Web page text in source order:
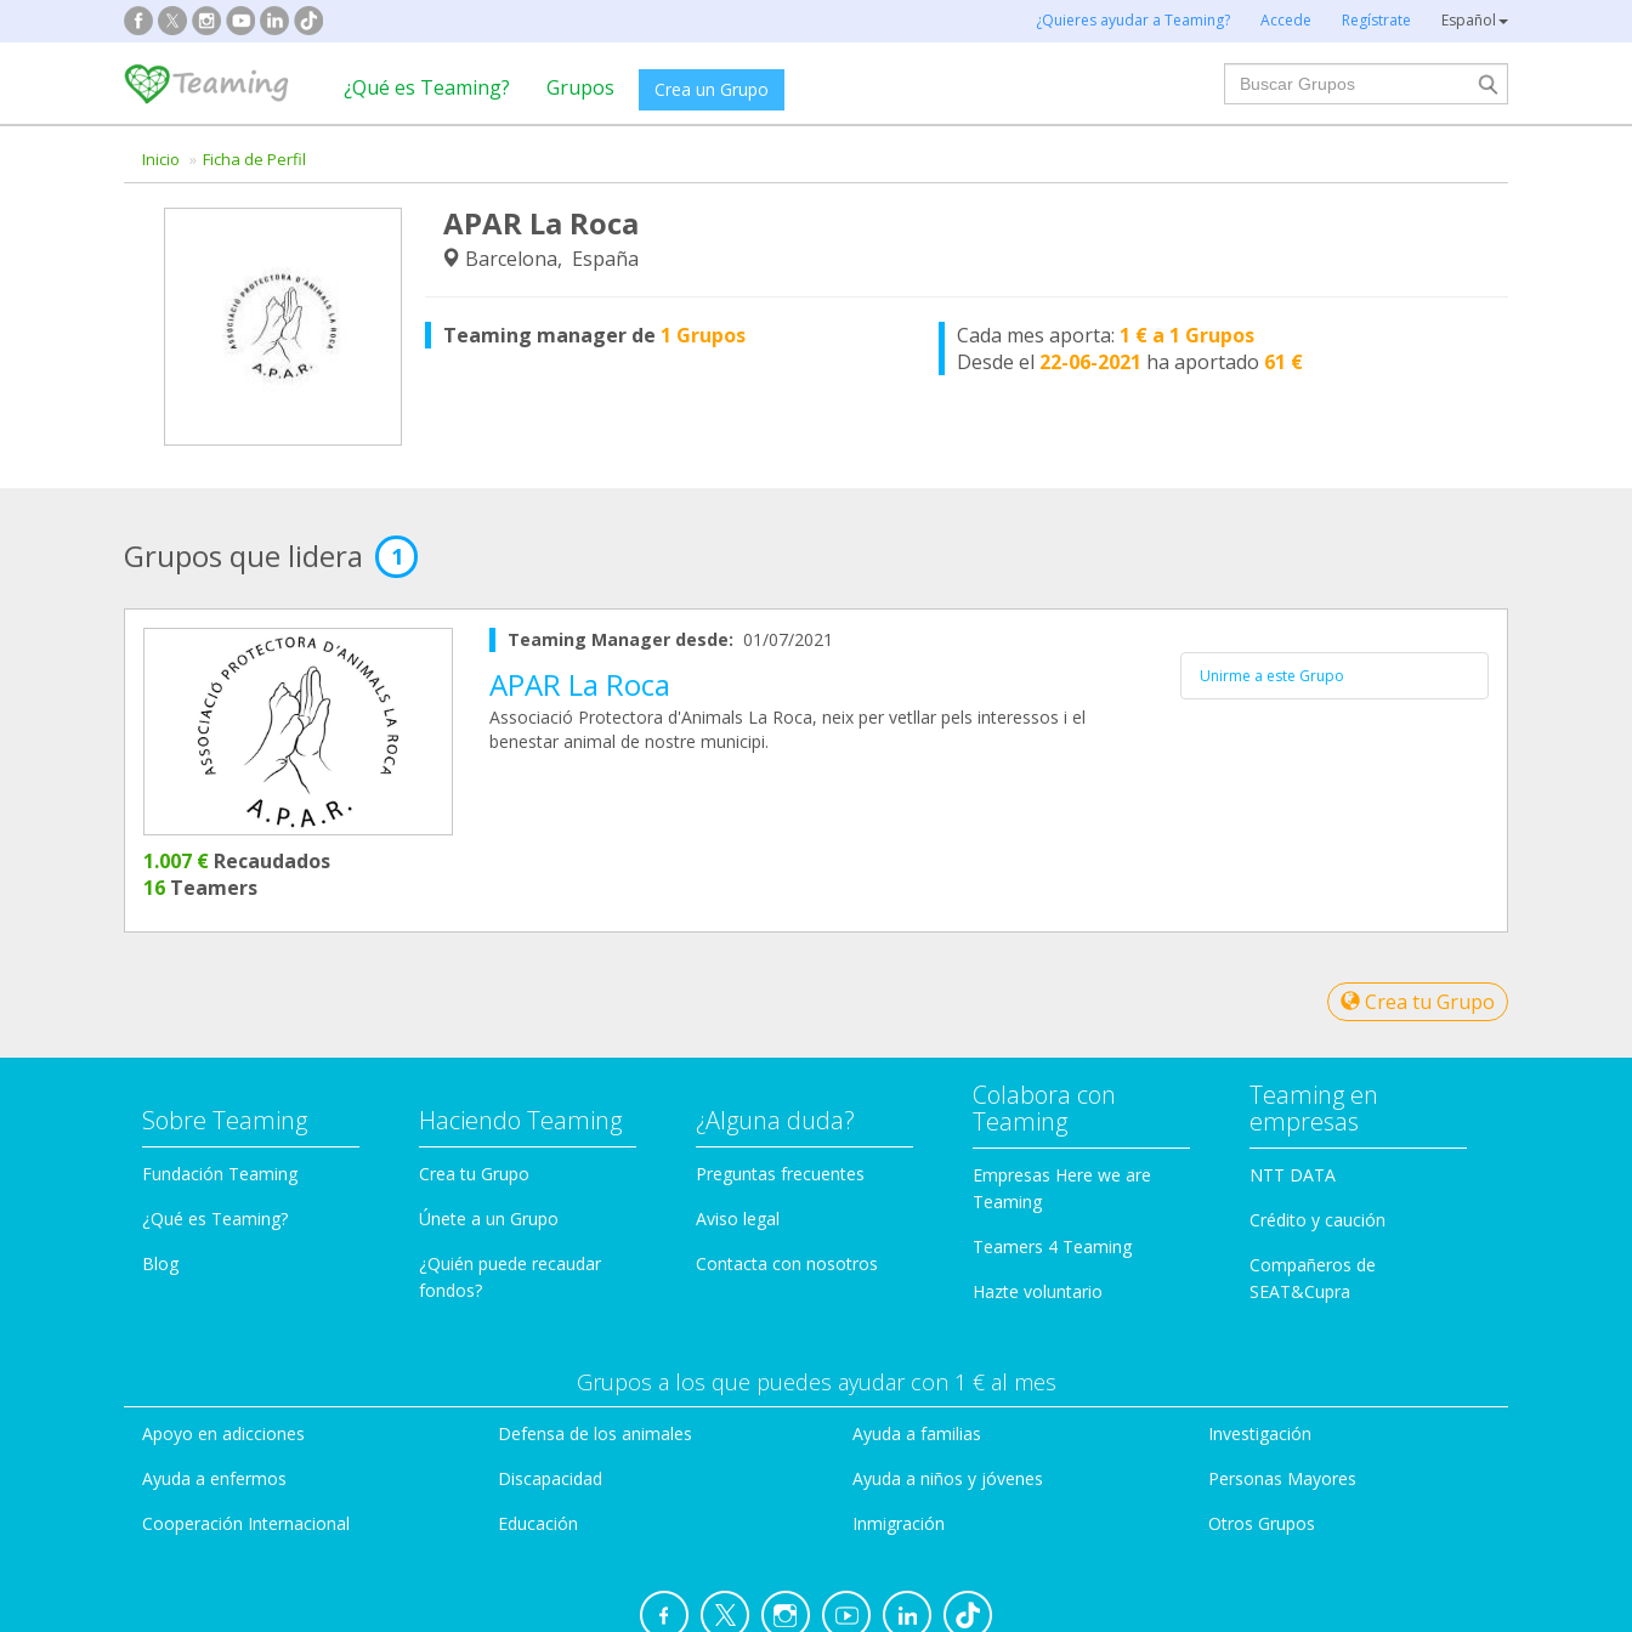
¿Quieres ayudar a Teaming? Accede Regístrate Español
¿Qué es Teaming? Grupos Crea un Grupo
Buscar
Inicio Ficha de Perfil
APAR La Roca
Barcelona, España
Teaming manager de 1 Grupos Cada mes aporta: 1 € a 1 Grupos
Desde el 22-06-2021 ha aportado 61 €
Grupos que lidera 1
1.007 € Recaudados
16 Teamers
Teaming Manager desde: 01/07/2021
APAR La Roca
Associació Protectora d'Animals La Roca, neix per vetllar pels interessos i el
benestar animal de nostre municipi.
Unirme a este Grupo
Crea tu Grupo
Sobre Teaming
Fundación Teaming
¿Qué es Teaming?
Blog
Haciendo Teaming
Crea tu Grupo
Únete a un Grupo
¿Quién puede recaudar
fondos?
¿Alguna duda?
Preguntas frecuentes
Aviso legal
Contacta con nosotros
Colabora con
Teaming
Empresas Here we are
Teaming
Teamers 4 Teaming
Hazte voluntario
Teaming en
empresas
NTT DATA
Crédito y caución
Compañeros de
SEAT&Cupra
Grupos a los que puedes ayudar con 1 € al mes
Apoyo en adicciones
Ayuda a enfermos
Cooperación Internacional
Defensa de los animales
Discapacidad
Educación
Ayuda a familias
Ayuda a niños y jóvenes
Inmigración
Investigación
Personas Mayores
Otros Grupos